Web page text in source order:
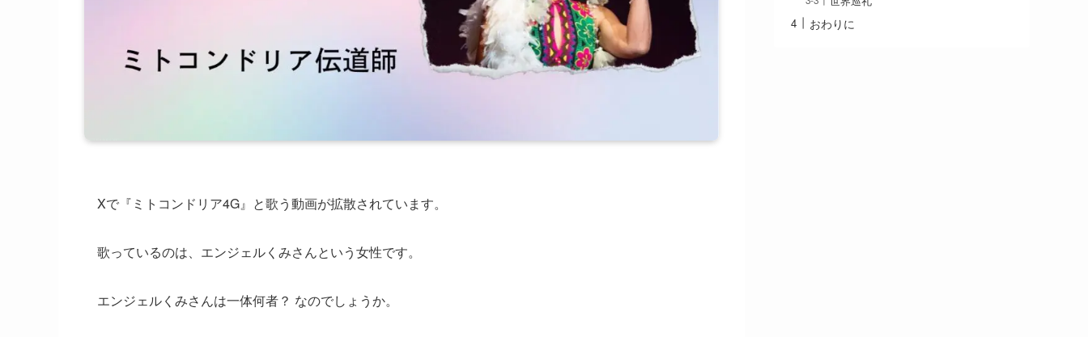
Xで『ミトコンドリア4G』と歌う動画が拡散されています。
歌っているのは、エンジェルくみさんという女性です。
エンジェルくみさんは一体何者？ なのでしょうか。
おわりに